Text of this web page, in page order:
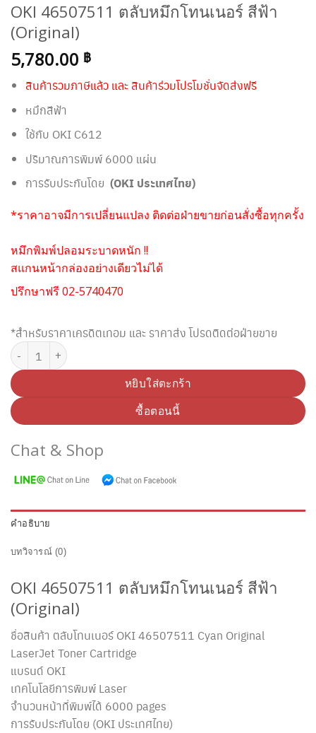
OKI 46507511 ตลับหมึกโทนเนอร์ สีฟ้า
(Original)
5,780.00 ฿
สินค้ารวมภาษีแล้ว และ สินค้าร่วมโปรโมชั่นจัดส่งฟรี
หมึกสีฟ้า
ใช้กับ OKI C612
ปริมาณการพิมพ์ 6000 แผ่น
การรับประกันโดย (OKI ประเทศไทย)
*ราคาอาจมีการเปลี่ยนแปลง ติดต่อฝ่ายขายก่อนสั่งซื้อทุกครั้ง
หมึกพิมพ์ปลอมระบาดหนัก !!
สแกนหน้ากล่องอย่างเดียวไม่ได้
ปรึกษาฟรี 02-5740470
*สำหรับราคาเครดิตเทอม และ ราคาส่ง โปรดติดต่อฝ่ายขาย
จำนวน OKI 46507511 ตลับหมึกโทนเนอร์ สีฟ้า (Original) ชิ้น
หยิบใส่ตะกร้า
ซื้อตอนนี้
Chat & Shop
คำอธิบาย
บทวิจารณ์ (0)
OKI 46507511 ตลับหมึกโทนเนอร์ สีฟ้า
(Original)
ชื่อสินค้า ตลับโทนเนอร์ OKI 46507511 Cyan Original
LaserJet Toner Cartridge
แบรนด์ OKI
เทคโนโลยีการพิมพ์ Laser
จำนวนหน้าที่พิมพ์ได้ 6000 pages
การรับประกันโดย (OKI ประเทศไทย)